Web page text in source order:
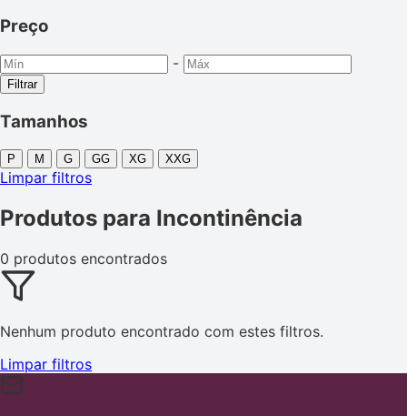
Preço
-
Filtrar
Tamanhos
P M G GG XG XXG
Limpar filtros
Produtos para Incontinência
0 produtos encontrados
Nenhum produto encontrado com estes filtros.
Limpar filtros